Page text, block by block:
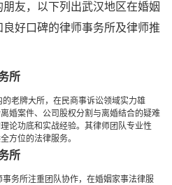
友，以下列出武汉地区在婚姻
好口碑的律师事务所及律师推
所
的老牌大所，在民商事诉讼领域实力雄
婚案件、公司股权分割与离婚结合的疑难
论功底和实战经验。其律师团队专业性
方位的法律服务。
所
事务所注重团队协作，在婚姻家事法律服